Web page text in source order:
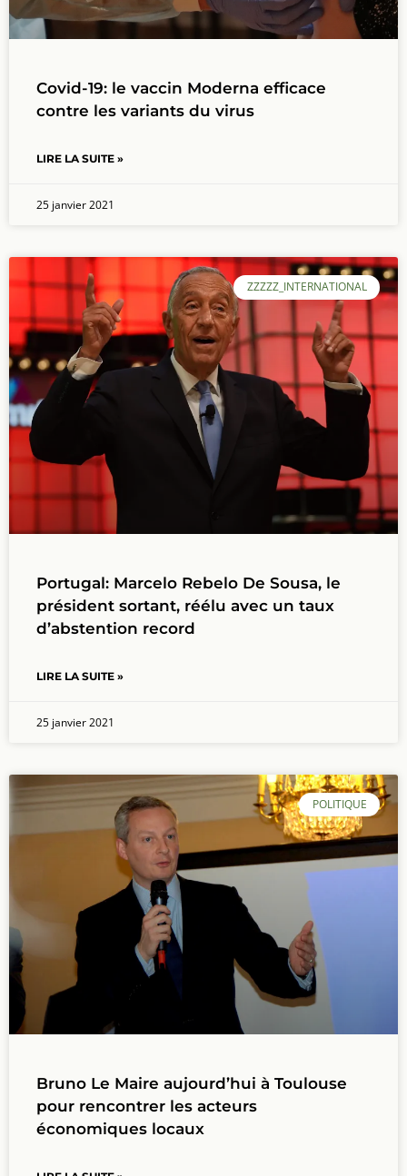
Covid-19: le vaccin Moderna efficace
contre les variants du virus
LIRE LA SUITE »
25 janvier 2021
ZZZZZ_INTERNATIONAL
Portugal: Marcelo Rebelo De Sousa, le
président sortant, réélu avec un taux
d’abstention record
LIRE LA SUITE »
25 janvier 2021
POLITIQUE
Bruno Le Maire aujourd’hui à Toulouse
pour rencontrer les acteurs
économiques locaux